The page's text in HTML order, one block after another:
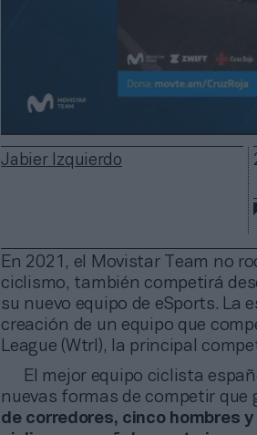
Jabier Izquierdo
En 2021, el Movistar Team no
ciclismo, también competirá
su nuevo equipo de eSports.
creación de un equipo que
League (Wtrl), la principal
El mejor equipo ciclista
nuevas formas de competir que
de corredores, cinco hombres